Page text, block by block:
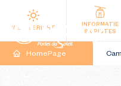
WEERBERICHT
INFORMATIE
SKIPISTES
HomePage